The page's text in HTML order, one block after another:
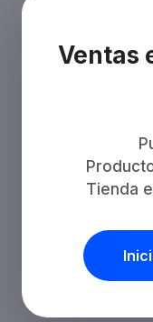
Ventas
Tienda